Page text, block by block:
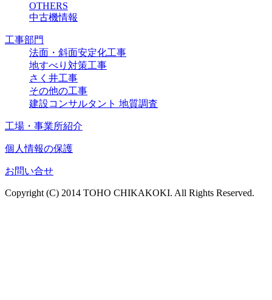
OTHERS
中古機情報
工事部門
法面・斜面安定化工事
地すべり対策工事
さく井工事
その他の工事
建設コンサルタント 地質調査
工場・事業所紹介
個人情報の保護
お問い合せ
Copyright (C) 2014 TOHO CHIKAKOKI. All Rights Reserved.